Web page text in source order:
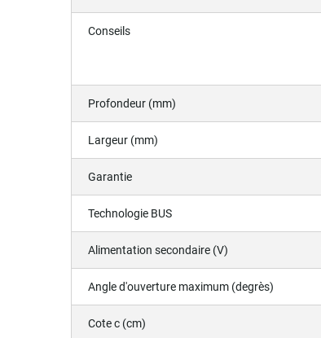
Conseils
Profondeur (mm)
Largeur (mm)
Garantie
Technologie BUS
Alimentation secondaire (V)
Angle d'ouverture maximum (degrès)
Cote c (cm)